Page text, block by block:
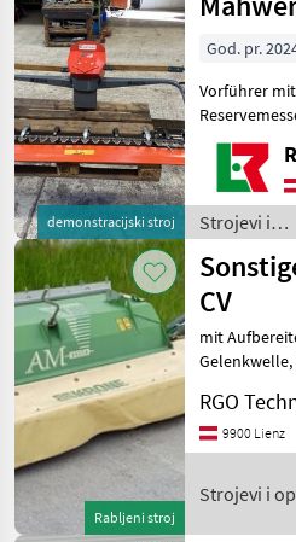
DUPLEX
GOLD
XX
MARKETPLACE
Marketplace
Ponude
trgovaca
Mali
oglasi
demonstracijski stroj
180cm
God. pr.
Vorführer
Mäher CC36
Bidux
beide
Keilriemen, als
Strojevi i
oprema za
travu i
baliranje /
Sonstige
Rabljeni stroj
CV
mit
Gelenkwelle, 2, 4m
oprema za
Kosilice s
noževima
RGO
9900 Lienz
Strojevi i